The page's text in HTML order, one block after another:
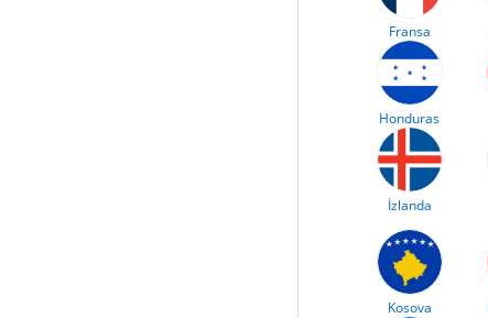
Fransa
Honduras
İzlanda
Kosova